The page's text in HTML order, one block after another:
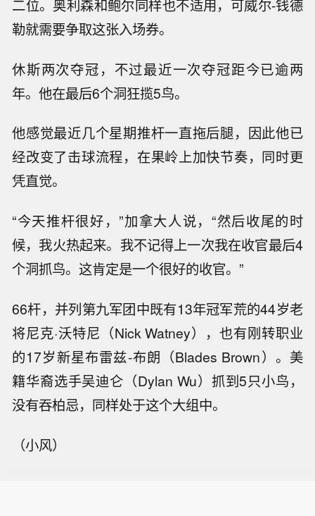
二位。奥利森和鲍尔同样也不适用，可威尔-钱德
勒就需要争取这张入场券。
休斯两次夺冠，不过最近一次夺冠距今已逾两
年。他在最后6个洞狂揽5鸟。
他感觉最近几个星期推杆一直拖后腿，因此他已
经改变了击球流程，在果岭上加快节奏，同时更
凭直觉。
“今天推杆很好，”加拿大人说，“然后收尾的时
候，我火热起来。我不记得上一次我在收官最后4
个洞抓鸟。这肯定是一个很好的收官。”
66杆，并列第九军团中既有13年冠军荒的44岁老
将尼克·沃特尼（Nick Watney），也有刚转职业
的17岁新星布雷兹-布朗（Blades Brown）。美
籍华裔选手吴迪仑（Dylan Wu）抓到5只小鸟，
没有吞柏忌，同样处于这个大组中。
（小风）